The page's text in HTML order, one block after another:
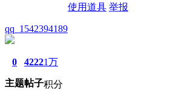
使用道具 举报
qq_1542394189
0
主题
4222
帖子
1万
积分